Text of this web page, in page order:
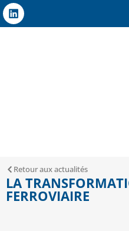
Retour aux actualités
LA
FERROVIAIRE